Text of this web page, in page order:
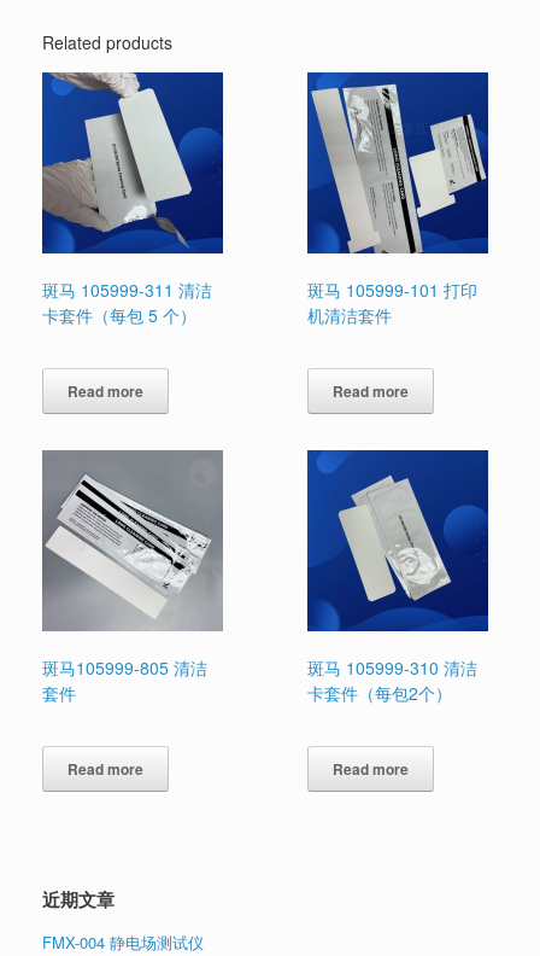
Related products
斑马 105999-311 清洁
卡套件（每包 5 个）
Read more
斑马 105999-101 打印
机清洁套件
Read more
斑马105999-805 清洁
套件
Read more
斑马 105999-310 清洁
卡套件（每包2个）
Read more
近期文章
FMX-004 静电场测试仪